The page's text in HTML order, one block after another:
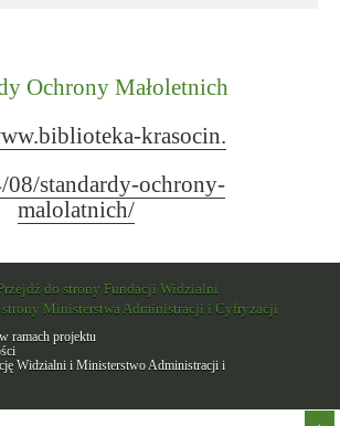
Ochrony Małoletnich
krasocin.
standardy-ochrony-
malolatnich/
ramach projektu
Widzialni i Ministerstwo Administracji i